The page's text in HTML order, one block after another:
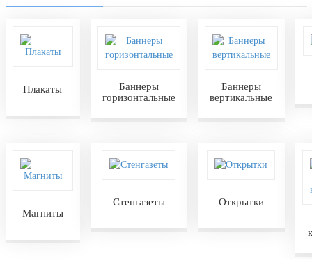
Плакаты
Баннеры
горизонтальные
Баннеры
вертикальные
Магниты
Стенгазеты Открытки